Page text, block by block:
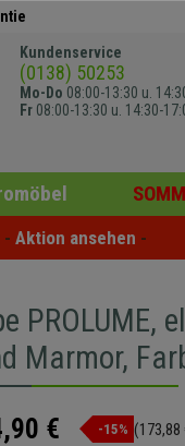
Kundenservice
(0138) 50253
Mo-Do 08:00-13:30 u.
Fr 08:00-13:30 u. 14:30-
- Aktion ansehen -
PROLUME,
Marmor,
€ -15%